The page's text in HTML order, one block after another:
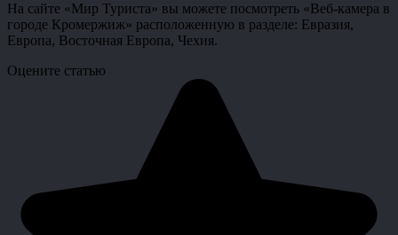
На сайте «Мир Туриста» вы можете посмотреть «Веб-камера в
городе Кромержиж» расположенную в разделе: Евразия,
Европа, Восточная Европа, Чехия.
Оцените статью